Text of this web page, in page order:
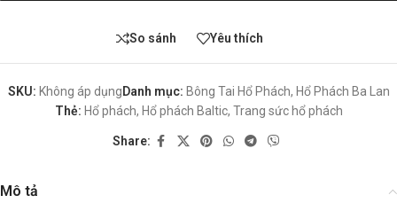
So sánh Yêu thích
SKU: Không áp dụngDanh mục: Bông Tai Hổ Phách, Hổ Phách Ba Lan
Thẻ: Hổ phách, Hổ phách Baltic, Trang sức hổ phách
Share:
Mô tả